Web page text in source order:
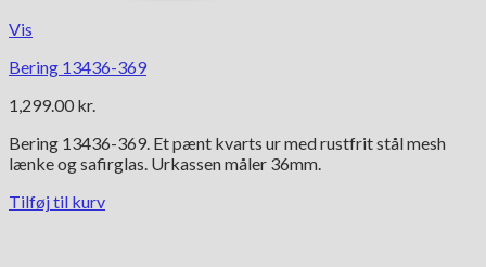
Vis
Bering 13436-369
1,299.00 kr.
Bering 13436-369. Et pænt kvarts ur med rustfrit stål mesh
lænke og safirglas. Urkassen måler 36mm.
Tilføj til kurv